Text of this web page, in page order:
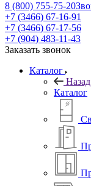
8 (800) 755-75-20
+7 (3466) 67-16-91
+7 (3466) 67-17-56
+7 (904) 483-11-43
Заказать звонок
Каталог
Назад
Каталог